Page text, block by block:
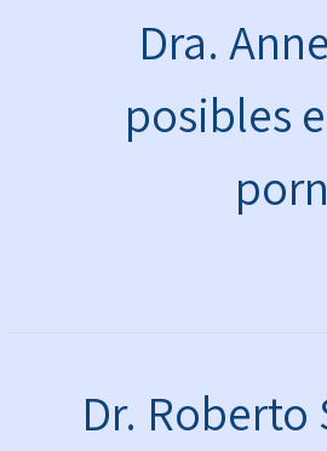
Dra.
posibles
Dr.